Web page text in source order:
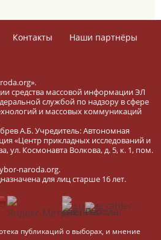
Контакты
Наши партнёры
средства массовой информации ЭЛ
службой по надзору в сфере
и массовых коммуникаций
А.Б. Учредитель: Автономная
«Центр прикладных исследований и
ул. Космонавта Волкова, д. 5, к. 1, пом.
naroda.org.
для лиц старше 16 лет.
публикаций о выборах, и мнение